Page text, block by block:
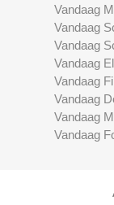
Vandaag
Vandaag
Vandaag
Vandaag
Vandaag
Vandaag
Vandaag
Vandaag